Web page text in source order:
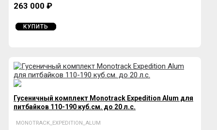
263 000 ₽
КУПИТЬ
Гусеничный комплект Monotrack Expedition Alum для
питбайков 110-190 куб.см. до 20 л.с.
MONOTRACK_EXPEDITION_ALUM